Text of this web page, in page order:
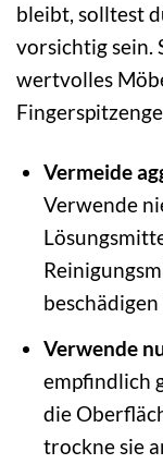
bleibt, solltest
vorsichtig sein.
wertvolles
Vermeide
Verwende
Verwende
empfindlich
die
trockne sie